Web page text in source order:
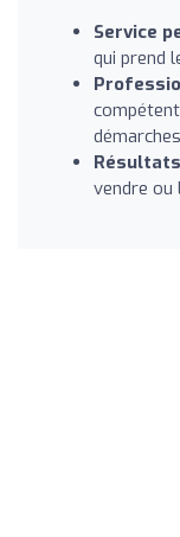
Service
qui prend
vendre ou